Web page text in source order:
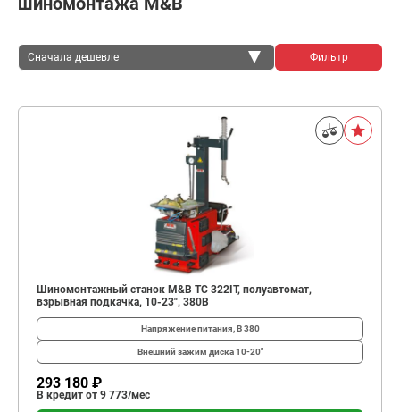
Сначала дешевле Фильтр
Шиномонтажный станок M&B TC 322IT, полуавтомат,
взрывная подкачка, 10-23", 380В
Напряжение питания, В380
Внешний зажим диска10-20"
293 180 ₽
В кредит от 9 773/мес